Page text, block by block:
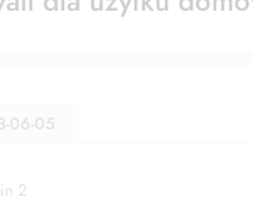
06-05
2